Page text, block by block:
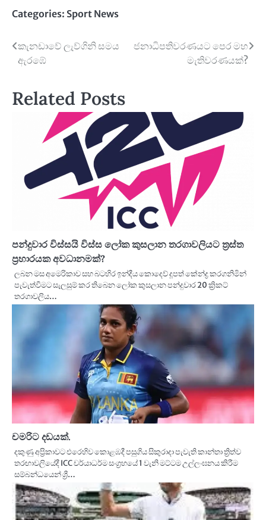
Categories: Sport News
Post
navigation
කැනඩාවේ ලැව්ගිනි සමය
ඇරඹේ
ජනාධිපතිවරණයට පෙර මහ
මැතිවරණයක්?
Related Posts
පන්දුවාර විස්සයි විස්ස ලෝක කුසලාන තරගාවලියට ත්‍රස්ත
ප්‍රහාරයක අවධානමක්?
ලබන මස අමෙරිකාව සහ බටහිර ඉන්දීය කොදෙව් දූපත් කේන්ද්‍ර කරගනිමින්
පැවැත්වීමට සැලසුම් කර තිබෙන ලෝක කුසලාන පන්දුවාර 20 ක්‍රිකට්
තරගාවලිය…
චමරිට දඩයක්.
දකුණු අප්‍රිකාවට එරෙහිව කොළඹදී පසුගිය සිකුරාදා පැවැති කාන්තා ත්‍රිත්ව
තරඟාවලියේදී ICC චර්යාධර්ම සංග්‍රහයේ 1 වැනි මට්ටම උල්ලංඝනය කිරීම
සම්බන්ධයෙන් ශ්‍රී…